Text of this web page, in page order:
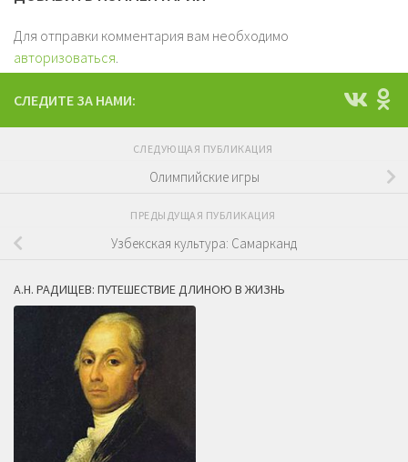
Для отправки комментария вам необходимо
авторизоваться.
СЛЕДИТЕ ЗА НАМИ:
СЛЕДУЮЩАЯ ПУБЛИКАЦИЯ
Олимпийские игры
ПРЕДЫДУЩАЯ ПУБЛИКАЦИЯ
Узбекская культура: Самарканд
А.Н. РАДИЩЕВ: ПУТЕШЕСТВИЕ ДЛИНОЮ В ЖИЗНЬ